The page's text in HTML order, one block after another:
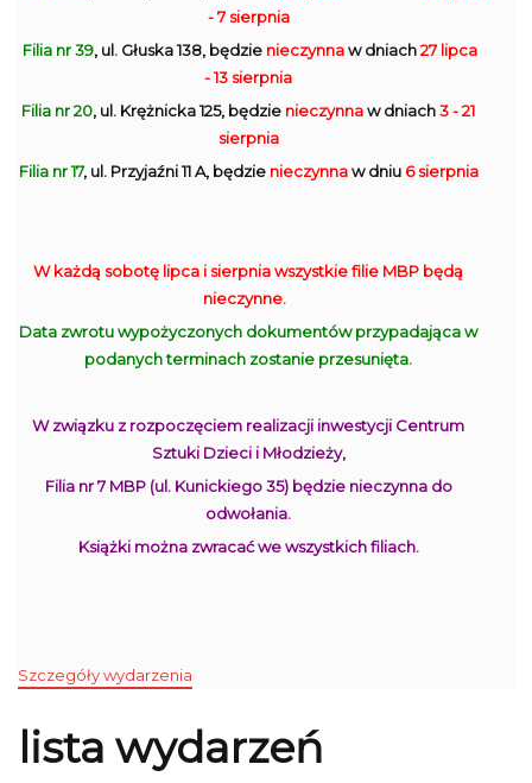
- 7 sierpnia
Filia nr 39, ul. Głuska 138, będzie nieczynnaw dniach27 lipca
- 13 sierpnia
Filia nr 20, ul. Krężnicka 125, będzie nieczynnaw dniach3 - 21
sierpnia
Filia nr 17, ul. Przyjaźni 11 A, będzie nieczynnaw dniu 6 sierpnia
W każdą sobotę lipca i sierpnia wszystkie filie MBP będą
nieczynne.
Data zwrotu wypożyczonych dokumentów przypadająca w
podanych terminach zostanie przesunięta.
W związku z rozpoczęciem realizacji inwestycji Centrum
Sztuki Dzieci i Młodzieży,
Filia nr 7 MBP (ul. Kunickiego 35) będzie nieczynna do
odwołania.
Książki można zwracać we wszystkich filiach.
Szczegóły wydarzenia
lista wydarzeń